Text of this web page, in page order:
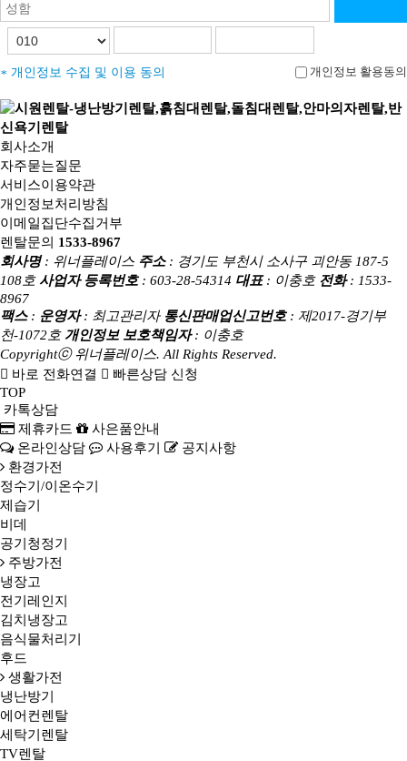
* 개인정보 수집 및 이용 동의 개인정보 활용동의
회사소개
자주묻는질문
서비스이용약관
개인정보처리방침
이메일집단수집거부
렌탈문의 1533-8967
회사명: 위너플레이스 주소: 경기도 부천시 소사구 괴안동 187-5
108호 사업자 등록번호: 603-28-54314 대표: 이충호 전화: 1533-
8967
팩스: 운영자: 최고관리자 통신판매업신고번호: 제2017-경기부
천-1072호 개인정보 보호책임자: 이충호
Copyrightⓒ 위너플레이스. All Rights Reserved.
바로 전화연결
빠른상담 신청
TOP
카톡상담
제휴카드
사은품안내
온라인상담
사용후기
공지사항
환경가전
정수기/이온수기
제습기
비데
공기청정기
주방가전
냉장고
전기레인지
김치냉장고
음식물처리기
후드
생활가전
냉난방기
에어컨렌탈
세탁기렌탈
TV렌탈